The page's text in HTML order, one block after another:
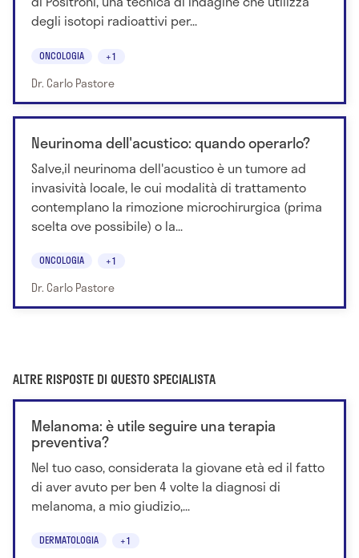
degli isotopi radioattivi per...
ONCOLOGIA +1
Dr. Carlo Pastore
Neurinoma dell'acustico: quando operarlo?
Salve,il neurinoma dell'acustico è un tumore ad
invasività locale, le cui modalità di trattamento
contemplano la rimozione microchirurgica (prima
scelta ove possibile) o la...
ONCOLOGIA +1
Dr. Carlo Pastore
ALTRE RISPOSTE DI QUESTO SPECIALISTA
Melanoma: è utile seguire una terapia
preventiva?
Nel tuo caso, considerata la giovane età ed il fatto
di aver avuto per ben 4 volte la diagnosi di
melanoma, a mio giudizio,...
DERMATOLOGIA +1